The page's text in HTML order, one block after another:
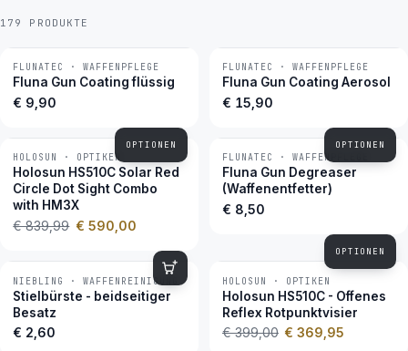
179 PRODUKTE
BESTSELLER
FLUNATEC · WAFFENPFLEGE
Fluna Gun Coating flüssig
€ 9,90
OPTIONEN
BESTSELLER
FLUNATEC · WAFFENPFLEGE
Fluna Gun Coating Aerosol
€ 15,90
OPTIONEN
−30 %
HOLOSUN · OPTIKEN
Holosun HS510C Solar Red
Circle Dot Sight Combo
with HM3X
€ 839,99 € 590,00
BESTSELLER
FLUNATEC · WAFFENPFLEGE
Fluna Gun Degreaser
(Waffenentfetter)
€ 8,50
OPTIONEN
BESTSELLER
NIEBLING · WAFFENREINIGUNG
Stielbürste - beidseitiger
Besatz
€ 2,60
−7 %
HOLOSUN · OPTIKEN
Holosun HS510C - Offenes
Reflex Rotpunktvisier
€ 399,00 € 369,95